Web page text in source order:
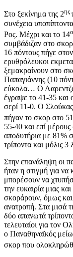
Στο ξεκίνημα της 2ης
συνέχεια
Ρος. Μέχρι και το 14ο
συμβάδιζαν στο
16 πόντους πήγε
ερυθρόλευκοι
ξεμακραίνουν στο
Παπαγιάννης (10
εύκολα… Ο
έγραψε το 41-35 και
σερί 11-0. Ο
πήγαν το σκορ στο
55-40 και επί
αποδυτήρια με 81%
τρίποντα και μόλις 3
Στην επανάληψη οι
ήταν η στιγμή για να
μπορέσουν να
την ευκαιρία μιας
σκοράρουν, όμως και
ανατροπή. Στα μισά
δύο απανωτά
τελευταίοι για τον
ο Παναθηναϊκός
σκορ που